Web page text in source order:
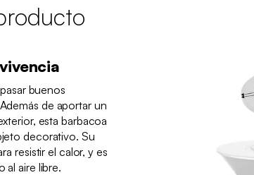
buenos
de aportar un
esta barbacoa
decorativo. Su
resistir el calor, y es
al aire libre.